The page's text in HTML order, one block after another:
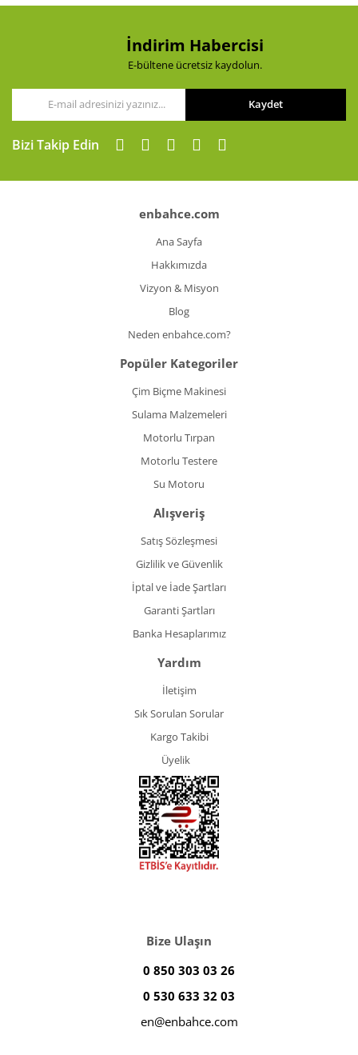
İndirim Habercisi
E-bültene ücretsiz kaydolun.
Kaydet
Bizi Takip Edin
enbahce.com
Ana Sayfa
Hakkımızda
Vizyon & Misyon
Blog
Neden enbahce.com?
Popüler Kategoriler
Çim Biçme Makinesi
Sulama Malzemeleri
Motorlu Tırpan
Motorlu Testere
Su Motoru
Alışveriş
Satış Sözleşmesi
Gizlilik ve Güvenlik
İptal ve İade Şartları
Garanti Şartları
Banka Hesaplarımız
Yardım
İletişim
Sık Sorulan Sorular
Kargo Takibi
Üyelik
Bize Ulaşın
0 850 303 03 26
0 530 633 32 03
en@enbahce.com